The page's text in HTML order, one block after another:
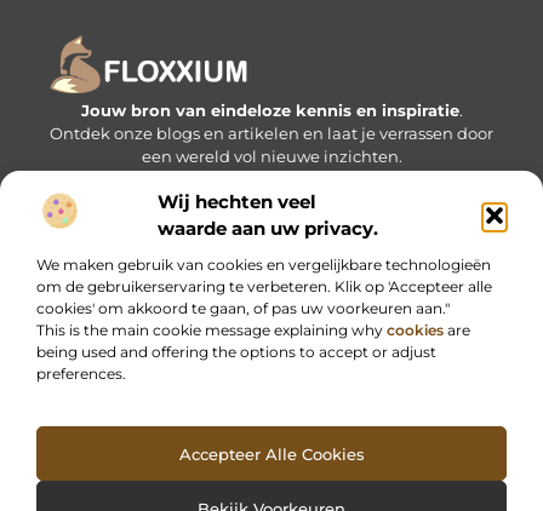
Wij hechten veel
waarde aan uw privacy.
We maken gebruik van cookies en vergelijkbare technologieën
om de gebruikerservaring te verbeteren. Klik op 'Accepteer alle
cookies' om akkoord te gaan, of pas uw voorkeuren aan."
This is the main cookie message explaining why cookies are
being used and offering the options to accept or adjust
preferences.
Accepteer Alle Cookies
Jouw bron van eindeloze kennis en inspiratie.
Ontdek onze blogs en artikelen en laat je verrassen door
een wereld vol nieuwe inzichten.
Bericht categorie
Onze informatie
Website index Cookiebeleid (EU)
@2025 www.floxxium.nl. All Right Reserved.